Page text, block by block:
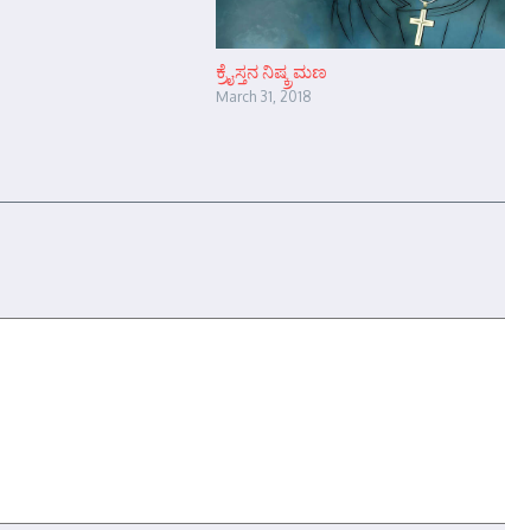
ಕ್ರೈಸ್ತನ ನಿಷ್ಕ್ರಮಣ
March 31, 2018